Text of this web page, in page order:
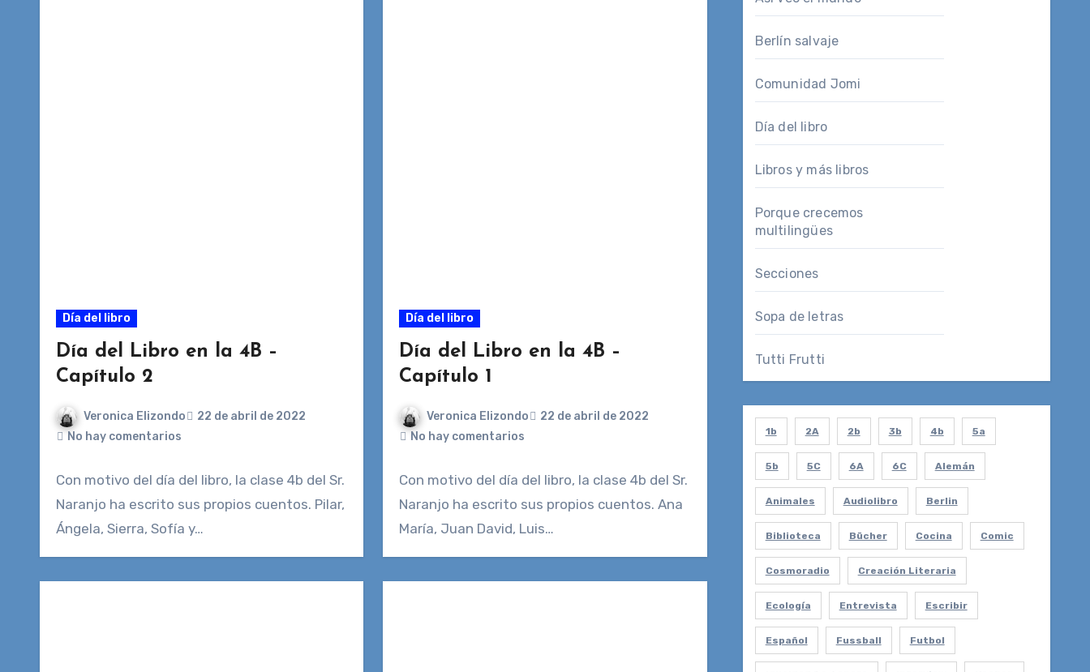
Día del libro
Día del Libro en la 4B –
Capítulo 2
Veronica Elizondo
22 de abril de 2022
No hay comentarios
Con motivo del día del libro, la clase 4b del Sr.
Naranjo ha escrito sus propios cuentos. Pilar,
Ángela, Sierra, Sofía y…
Día del libro
Día del Libro en la 4B –
Capítulo 1
Veronica Elizondo
22 de abril de 2022
No hay comentarios
Con motivo del día del libro, la clase 4b del Sr.
Naranjo ha escrito sus propios cuentos. Ana
María, Juan David, Luis…
Berlín salvaje
Comunidad Jomi
Día del libro
Libros y más libros
Porque crecemos
multilingües
Secciones
Sopa de letras
Tutti Frutti
1b 2A 2b 3b 4b 5a
5b 5C 6A 6C Alemán
Animales Audiolibro Berlin
Biblioteca Bücher Cocina Comic
Cosmoradio Creación Literaria
Ecología Entrevista Escribir
Español Fussball Futbol